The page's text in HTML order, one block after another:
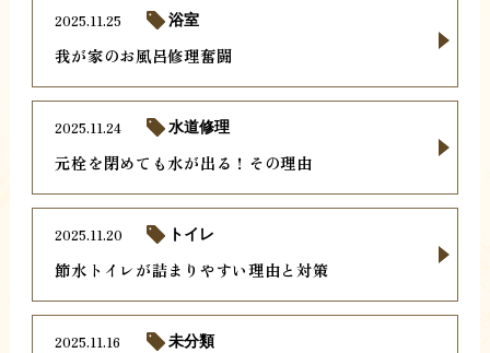
我が家のお風呂修理奮闘
2025.11.25 浴室
元栓を閉めても水が出る！その理由
2025.11.24 水道修理
節水トイレが詰まりやすい理由と対策
2025.11.20 トイレ
2025.11.16 未分類